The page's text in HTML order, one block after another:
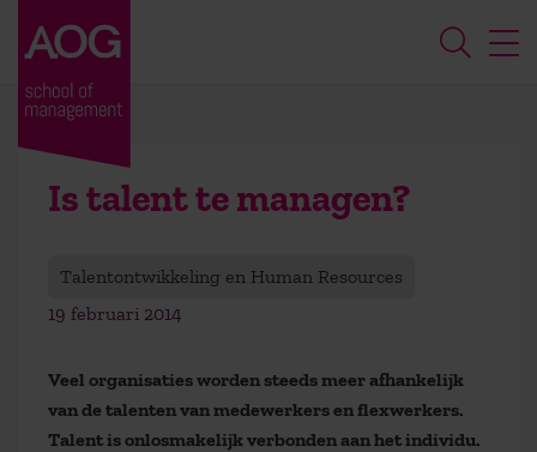
Is talent te managen?
Talentontwikkeling en Human Resources
19 februari 2014
Veel organisaties worden steeds meer afhankelijk
van de talenten van medewerkers en flexwerkers.
Talent is onlosmakelijk verbonden aan het individu.